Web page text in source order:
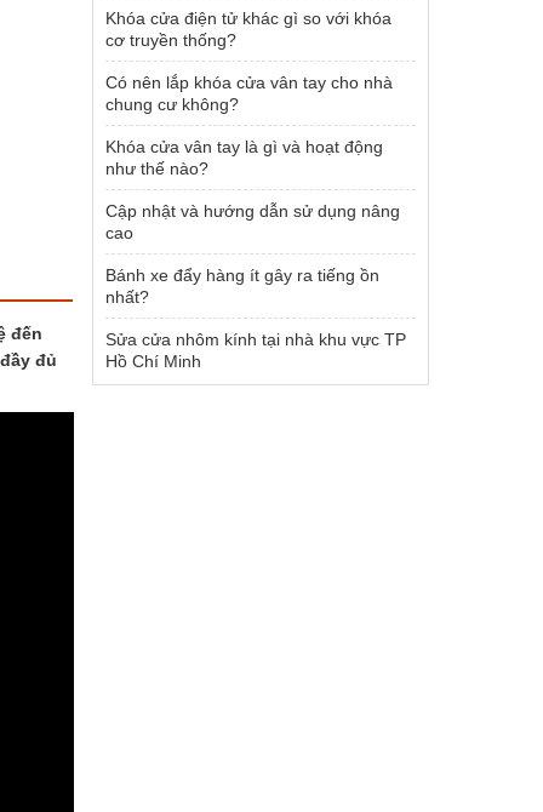
đến
đủ
Khóa cửa điện tử khác gì so với khóa
cơ truyền thống?
Có nên lắp khóa cửa vân tay cho nhà
chung cư không?
Khóa cửa vân tay là gì và hoạt động
như thế nào?
Cập nhật và hướng dẫn sử dụng nâng
cao
Bánh xe đẩy hàng ít gây ra tiếng ồn
nhất?
Sửa cửa nhôm kính tại nhà khu vực TP
Hồ Chí Minh